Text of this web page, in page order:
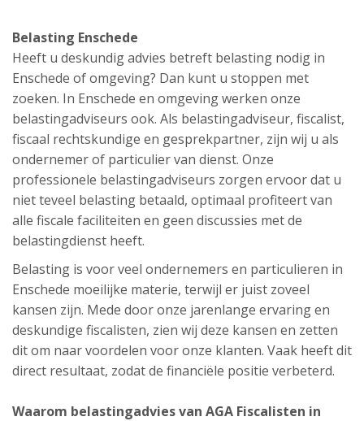
Belasting Enschede
Heeft u deskundig advies betreft belasting nodig in
Enschede of omgeving? Dan kunt u stoppen met
zoeken. In Enschede en omgeving werken onze
belastingadviseurs ook. Als belastingadviseur, fiscalist,
fiscaal rechtskundige en gesprekpartner, zijn wij u als
ondernemer of particulier van dienst. Onze
professionele belastingadviseurs zorgen ervoor dat u
niet teveel belasting betaald, optimaal profiteert van
alle fiscale faciliteiten en geen discussies met de
belastingdienst heeft.
Belasting is voor veel ondernemers en particulieren in
Enschede moeilijke materie, terwijl er juist zoveel
kansen zijn. Mede door onze jarenlange ervaring en
deskundige fiscalisten, zien wij deze kansen en zetten
dit om naar voordelen voor onze klanten. Vaak heeft dit
direct resultaat, zodat de financiële positie verbeterd.
Waarom belastingadvies van AGA Fiscalisten in